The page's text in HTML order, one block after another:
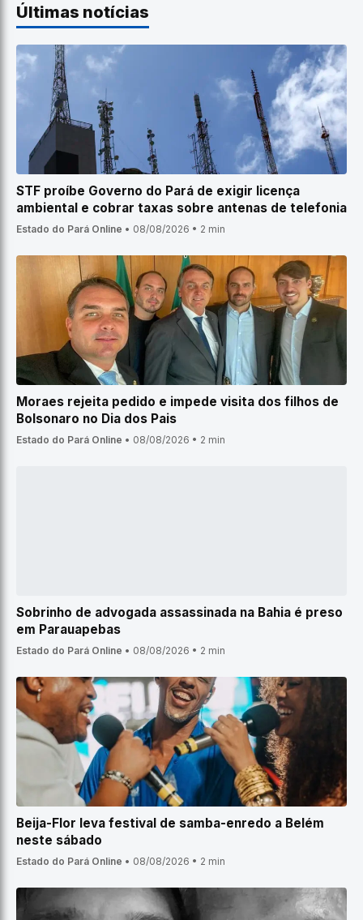
Últimas notícias
STF proíbe Governo do Pará de exigir licença
ambiental e cobrar taxas sobre antenas de telefonia
Estado do Pará Online • 08/08/2026 • 2 min
Moraes rejeita pedido e impede visita dos filhos de
Bolsonaro no Dia dos Pais
Estado do Pará Online • 08/08/2026 • 2 min
Sobrinho de advogada assassinada na Bahia é preso
em Parauapebas
Estado do Pará Online • 08/08/2026 • 2 min
Beija-Flor leva festival de samba-enredo a Belém
neste sábado
Estado do Pará Online • 08/08/2026 • 2 min